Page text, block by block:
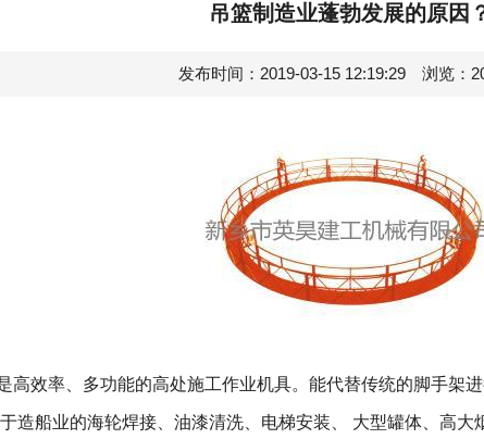
吊篮制造业蓬勃发展的原因
发布时间：2019-03-15 12:19:29 浏览：
高效率、多功能的高处施工作业机具。能代替传统的脚手架
造船业的海轮焊接、油漆清洗、电梯安装、 大型罐体、高大